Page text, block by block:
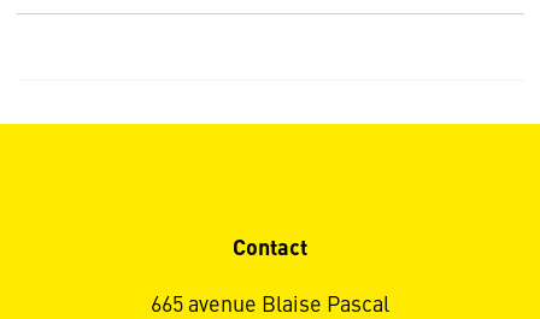
Contact
665 avenue Blaise Pascal